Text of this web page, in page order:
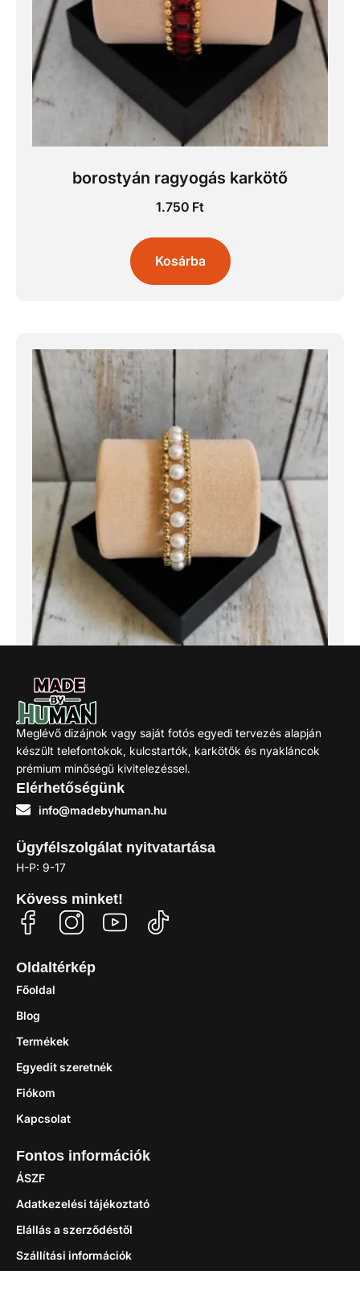
borostyán ragyogás karkötő
1.750 Ft
Kosárba
aranyfény gyöngy karkötő
Kosárba
Meglévő dizájnok vagy saját fotós egyedi tervezés alapján
készült telefontokok, kulcstartók, karkötők és nyakláncok
prémium minőségű kivitelezéssel.
Elérhetőségünk
info@madebyhuman.hu
Ügyfélszolgálat nyitvatartása
H-P: 9-17
Kövess minket!
Oldaltérkép
Főoldal
Blog
Termékek
Egyedit szeretnék
Fiókom
Kapcsolat
Fontos információk
ÁSZF
Adatkezelési tájékoztató
Elállás a szerződéstől
Szállítási információk